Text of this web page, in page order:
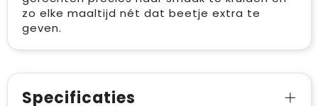
zo elke maaltijd nét dat beetje extra te
geven.
Specificaties